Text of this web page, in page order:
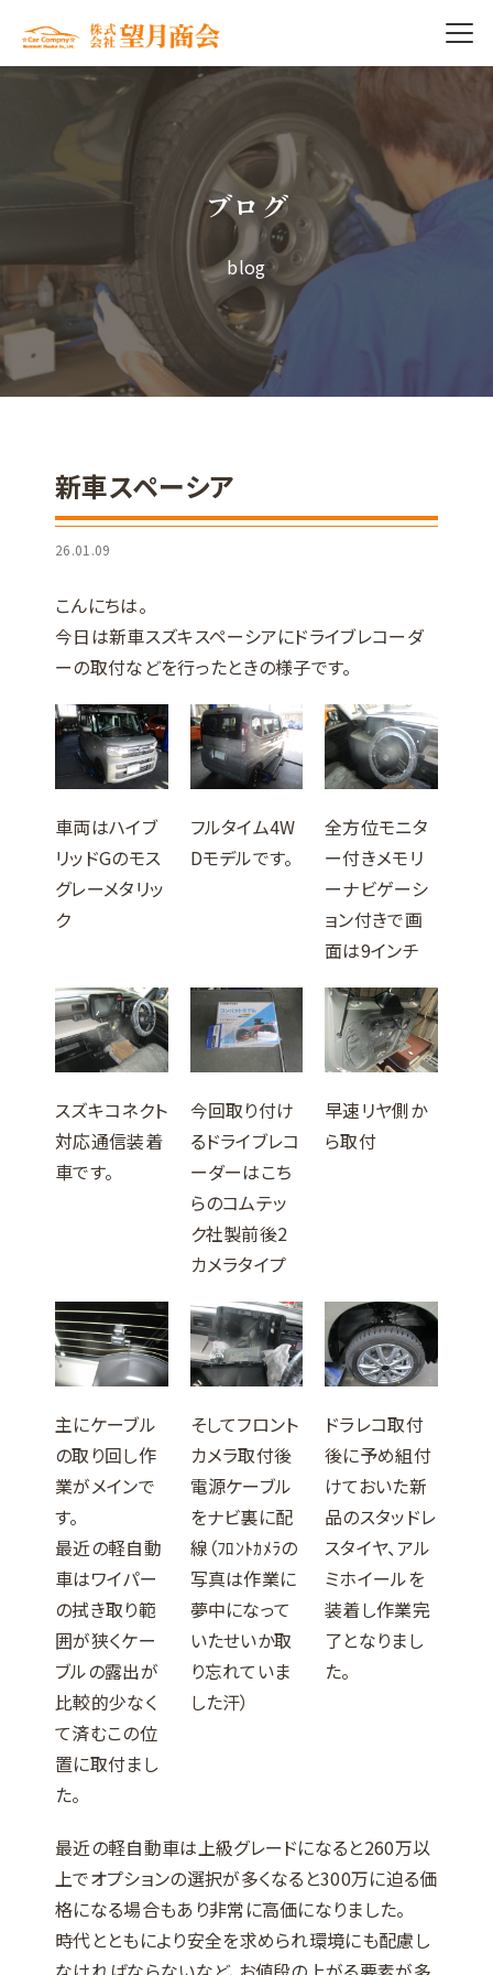
ブログ
blog
新車スペーシア
26.01.09
こんにちは。
今日は新車スズキスペーシアにドライブレコーダ
ーの取付などを行ったときの様子です。
車両はハイブ
リッドGのモス
グレーメタリッ
ク
フルタイム4W
Dモデルです。
全方位モニタ
ー付きメモリ
ーナビゲーシ
ョン付きで画
面は9インチ
スズキコネクト
対応通信装着
車です。
今回取り付け
るドライブレコ
ーダーはこち
らのコムテッ
ク社製前後2
カメラタイプ
早速リヤ側か
ら取付
主にケーブル
の取り回し作
業がメインで
す。
最近の軽自動
車はワイパー
の拭き取り範
囲が狭くケー
ブルの露出が
比較的少なく
て済むこの位
置に取付まし
た。
そしてフロント
カメラ取付後
電源ケーブル
をナビ裏に配
線（ﾌﾛﾝﾄｶﾒﾗの
写真は作業に
夢中になって
いたせいか取
り忘れていま
した汗）
ドラレコ取付
後に予め組付
けておいた新
品のスタッドレ
スタイヤ、アル
ミホイールを
装着し作業完
了となりまし
た。
最近の軽自動車は上級グレードになると260万以
上でオプションの選択が多くなると300万に迫る価
格になる場合もあり非常に高価になりました。
時代とともにより安全を求められ環境にも配慮し